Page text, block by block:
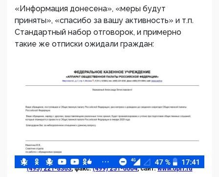
«Информация донесена», «меры будут
приняты», «спасибо за вашу активность» и т.п.
Стандартный набор отговорок, и примерно
такие же отписки ожидали граждан: